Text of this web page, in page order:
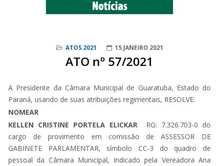
ATOS 2021 15 JANEIRO 2021
ATO nº 57/2021
A Presidente da Câmara Municipal de Guaratuba, Estado do
Paraná, usando de suas atribuições regimentais, RESOLVE:
NOMEAR
KELLEN CRISTINE PORTELA ELICKAR RG: 7.326.703-0 do
cargo de provimento em comissão de ASSESSOR DE
GABINETE PARLAMENTAR, símbolo CC-3 do quadro de
pessoal da Câmara Municipal, Indicado pela Vereadora Ana